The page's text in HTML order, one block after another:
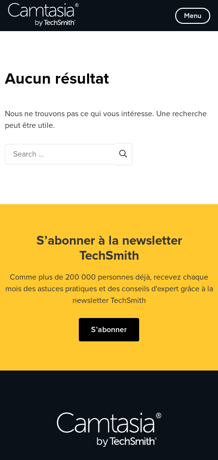
Passer
directement
Menu
Browse Categories
Aucun résultat
Nous ne trouvons pas ce qui vous intéresse. Une recherche
peut être utile.
S’abonner à la newsletter
TechSmith
Comme plus de 200 000 personnes déjà, recevez chaque
mois des astuces pratiques et des conseils d'expert grâce à la
newsletter TechSmith
S’abonner